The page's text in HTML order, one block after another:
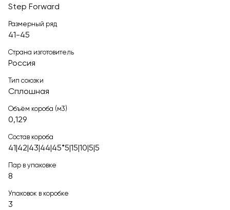
Step Forward
Размерный ряд
41-45
Страна изготовитель
Россия
Тип союзки
Сплошная
Объём короба (м3)
0,129
Состав короба
41|42|43|44|45*5|15|10|5|5
Пар в упаковке
8
Упаковок в коробке
3